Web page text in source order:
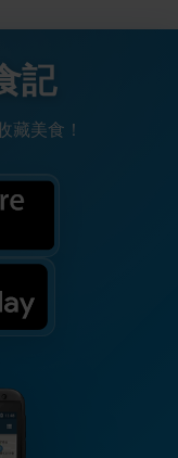
記
藏美食！